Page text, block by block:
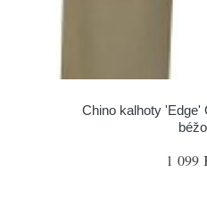
Chino kalhoty 'Edge'
1 099